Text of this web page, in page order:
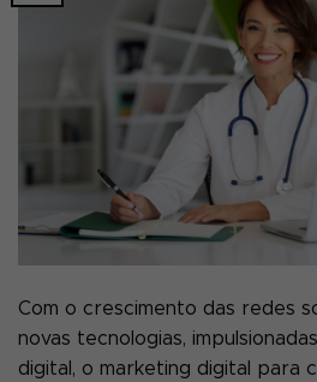
Com o crescimento das redes
novas tecnologias,
digital, o marketing digital para